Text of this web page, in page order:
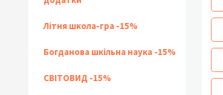
Літня школа-гра -15%
Богданова шкільна наука -15%
СВІТОВИД -15%